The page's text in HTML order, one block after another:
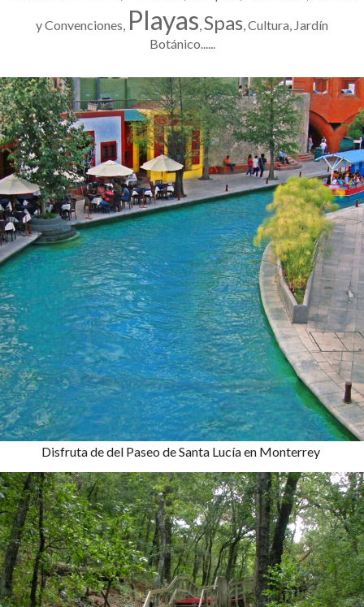
y Convenciones, Playas,Spas, Cultura, Jardín
Botánico......
Disfruta de del Paseo de Santa Lucía en Monterrey